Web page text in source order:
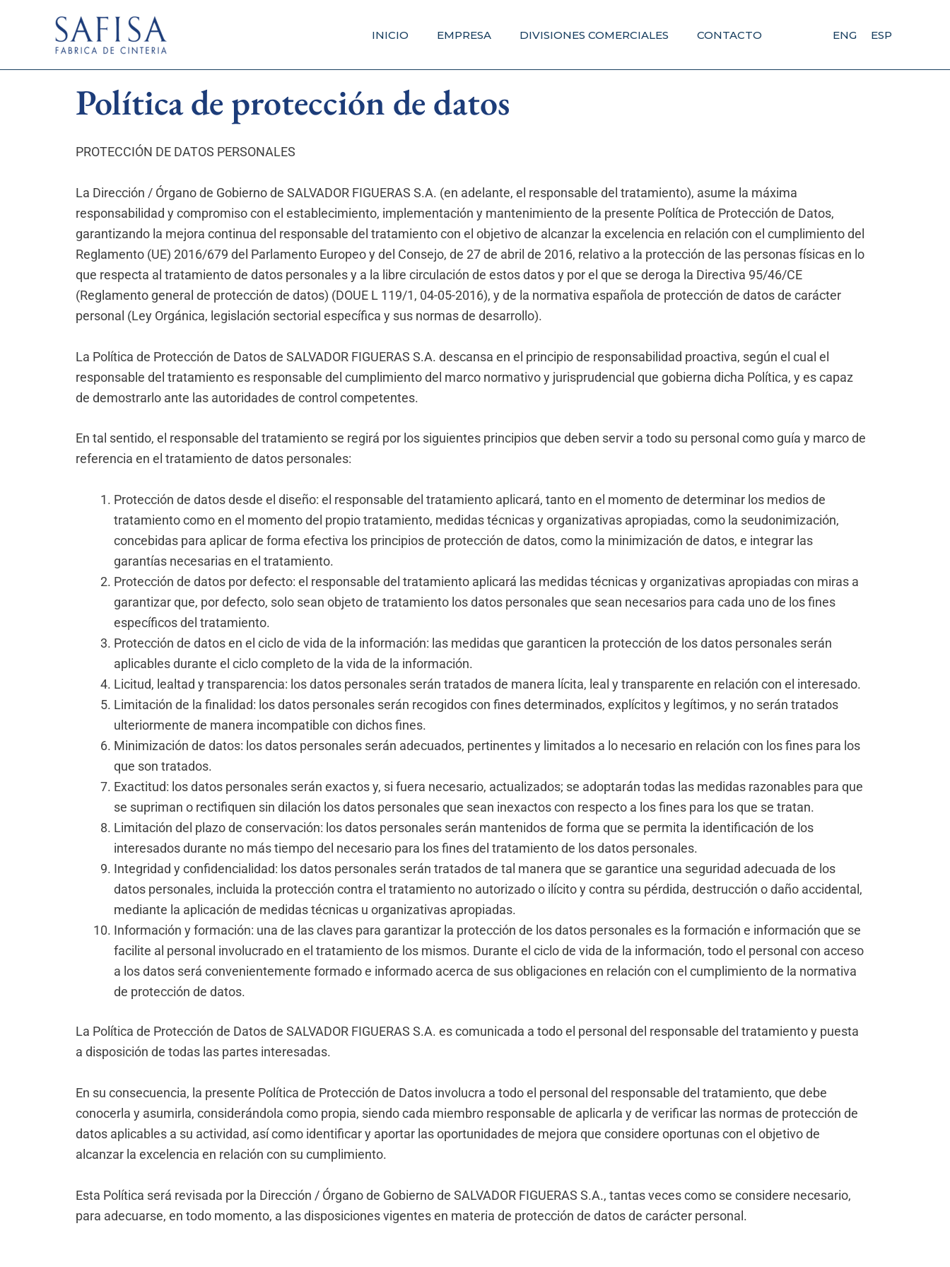
contenido
INICIO EMPRESA DIVISIONES COMERCIALES CONTACTO ENG ESP
Política de protección de datos
PROTECCIÓN DE DATOS PERSONALES
La Dirección / Órgano de Gobierno de SALVADOR FIGUERAS S.A. (en adelante, el responsable del tratamiento), asume la máxima
responsabilidad y compromiso con el establecimiento, implementación y mantenimiento de la presente Política de Protección de Datos,
garantizando la mejora continua del responsable del tratamiento con el objetivo de alcanzar la excelencia en relación con el cumplimiento del
Reglamento (UE) 2016/679 del Parlamento Europeo y del Consejo, de 27 de abril de 2016, relativo a la protección de las personas físicas en lo
que respecta al tratamiento de datos personales y a la libre circulación de estos datos y por el que se deroga la Directiva 95/46/CE
(Reglamento general de protección de datos) (DOUE L 119/1, 04-05-2016), y de la normativa española de protección de datos de carácter
personal (Ley Orgánica, legislación sectorial específica y sus normas de desarrollo).
La Política de Protección de Datos de SALVADOR FIGUERAS S.A. descansa en el principio de responsabilidad proactiva, según el cual el
responsable del tratamiento es responsable del cumplimiento del marco normativo y jurisprudencial que gobierna dicha Política, y es capaz
de demostrarlo ante las autoridades de control competentes.
En tal sentido, el responsable del tratamiento se regirá por los siguientes principios que deben servir a todo su personal como guía y marco de
referencia en el tratamiento de datos personales:
Protección de datos desde el diseño: el responsable del tratamiento aplicará, tanto en el momento de determinar los medios de
tratamiento como en el momento del propio tratamiento, medidas técnicas y organizativas apropiadas, como la seudonimización,
concebidas para aplicar de forma efectiva los principios de protección de datos, como la minimización de datos, e integrar las
garantías necesarias en el tratamiento.
Protección de datos por defecto: el responsable del tratamiento aplicará las medidas técnicas y organizativas apropiadas con miras a
garantizar que, por defecto, solo sean objeto de tratamiento los datos personales que sean necesarios para cada uno de los fines
específicos del tratamiento.
Protección de datos en el ciclo de vida de la información: las medidas que garanticen la protección de los datos personales serán
aplicables durante el ciclo completo de la vida de la información.
Licitud, lealtad y transparencia: los datos personales serán tratados de manera lícita, leal y transparente en relación con el interesado.
Limitación de la finalidad: los datos personales serán recogidos con fines determinados, explícitos y legítimos, y no serán tratados
ulteriormente de manera incompatible con dichos fines.
Minimización de datos: los datos personales serán adecuados, pertinentes y limitados a lo necesario en relación con los fines para los
que son tratados.
Exactitud: los datos personales serán exactos y, si fuera necesario, actualizados; se adoptarán todas las medidas razonables para que
se supriman o rectifiquen sin dilación los datos personales que sean inexactos con respecto a los fines para los que se tratan.
Limitación del plazo de conservación: los datos personales serán mantenidos de forma que se permita la identificación de los
interesados durante no más tiempo del necesario para los fines del tratamiento de los datos personales.
Integridad y confidencialidad: los datos personales serán tratados de tal manera que se garantice una seguridad adecuada de los
datos personales, incluida la protección contra el tratamiento no autorizado o ilícito y contra su pérdida, destrucción o daño accidental,
mediante la aplicación de medidas técnicas u organizativas apropiadas.
Información y formación: una de las claves para garantizar la protección de los datos personales es la formación e información que se
facilite al personal involucrado en el tratamiento de los mismos. Durante el ciclo de vida de la información, todo el personal con acceso
a los datos será convenientemente formado e informado acerca de sus obligaciones en relación con el cumplimiento de la normativa
de protección de datos.
La Política de Protección de Datos de SALVADOR FIGUERAS S.A. es comunicada a todo el personal del responsable del tratamiento y puesta
a disposición de todas las partes interesadas.
En su consecuencia, la presente Política de Protección de Datos involucra a todo el personal del responsable del tratamiento, que debe
conocerla y asumirla, considerándola como propia, siendo cada miembro responsable de aplicarla y de verificar las normas de protección de
datos aplicables a su actividad, así como identificar y aportar las oportunidades de mejora que considere oportunas con el objetivo de
alcanzar la excelencia en relación con su cumplimiento.
Esta Política será revisada por la Dirección / Órgano de Gobierno de SALVADOR FIGUERAS S.A., tantas veces como se considere necesario,
para adecuarse, en todo momento, a las disposiciones vigentes en materia de protección de datos de carácter personal.